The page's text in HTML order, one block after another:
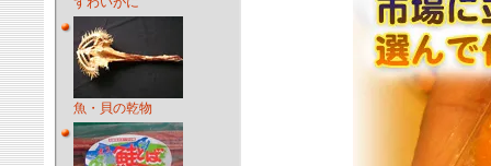
魚・貝の乾物